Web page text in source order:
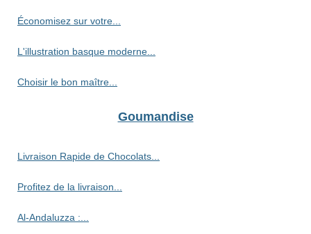
Économisez sur votre...
L'illustration basque moderne...
Choisir le bon maître...
Goumandise
Livraison Rapide de Chocolats...
Profitez de la livraison...
Al-Andaluzza :...